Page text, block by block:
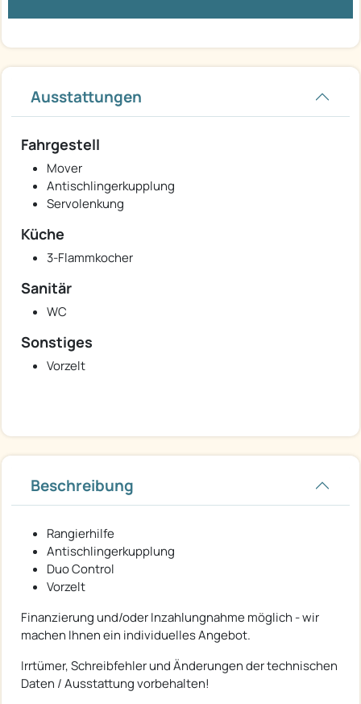
Ausstattungen
Fahrgestell
Mover
Antischlingerkupplung
Servolenkung
Küche
3-Flammkocher
Sanitär
WC
Sonstiges
Vorzelt
Beschreibung
Rangierhilfe
Antischlingerkupplung
Duo Control
Vorzelt
Finanzierung und/oder Inzahlungnahme möglich - wir
machen Ihnen ein individuelles Angebot.
Irrtümer, Schreibfehler und Änderungen der technischen
Daten / Ausstattung vorbehalten!